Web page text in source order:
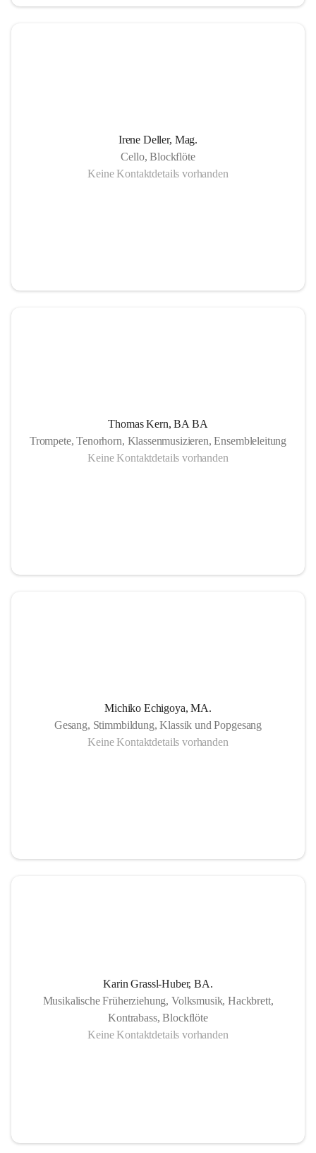
sich in der Fächervielfalt im künstlerischen Einzelunterricht
bis hin zu zahlreichen Ensembles. Damit ist gewährleistet,
dass jeder Musikschüler die Möglichkeit hat, sein erlerntes
Irene Deller, Mag.
Cello, Blockflöte
Keine Kontaktdetails vorhanden
Thomas Kern, BA BA
Trompete, Tenorhorn, Klassenmusizieren, Ensembleleitung
Keine Kontaktdetails vorhanden
Michiko Echigoya, MA.
Gesang, Stimmbildung, Klassik und Popgesang
Keine Kontaktdetails vorhanden
Karin Grassl-Huber, BA.
Musikalische Früherziehung, Volksmusik, Hackbrett,
Kontrabass, Blockflöte
Keine Kontaktdetails vorhanden